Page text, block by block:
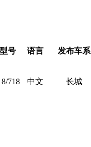
号 语言 发布车系
718 中文 长城